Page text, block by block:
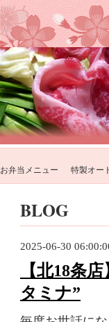
お弁当メニュー 特製オー
BLOG
2025-06-30
【北18条
タミナ”